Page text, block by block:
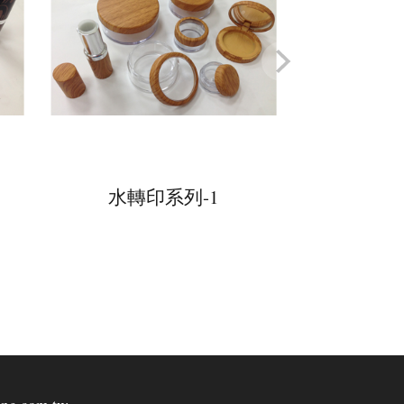
水轉印系列-1